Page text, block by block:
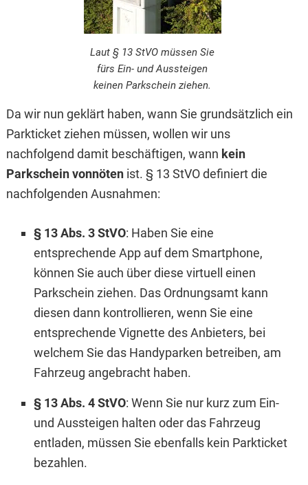
Laut § 13 StVO müssen Sie
fürs Ein- und Aussteigen
keinen Parkschein ziehen.
Da wir nun geklärt haben, wann Sie grundsätzlich ein
Parkticket ziehen müssen, wollen wir uns
nachfolgend damit beschäftigen, wann kein
Parkschein vonnötenist. § 13 StVO definiert die
nachfolgenden Ausnahmen:
§ 13 Abs. 3 StVO: Haben Sie eine
entsprechende App auf dem Smartphone,
können Sie auch über diese virtuell einen
Parkschein ziehen. Das Ordnungsamt kann
diesen dann kontrollieren, wenn Sie eine
entsprechende Vignette des Anbieters, bei
welchem Sie das Handyparken betreiben, am
Fahrzeug angebracht haben.
§ 13 Abs. 4 StVO: Wenn Sie nur kurz zum Ein-
und Aussteigen halten oder das Fahrzeug
entladen, müssen Sie ebenfalls kein Parkticket
bezahlen.